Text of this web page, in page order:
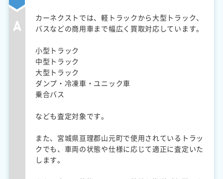
カーネクストでは、軽トラックから大型トラック、
バスなどの商用車まで幅広く買取対応しています。
小型トラック
中型トラック
大型トラック
ダンプ・冷凍車・ユニック車
乗合バス
なども査定対象です。
また、宮城県亘理郡山元町で使用されているトラッ
クでも、車両の状態や仕様に応じて適正に査定いた
します。